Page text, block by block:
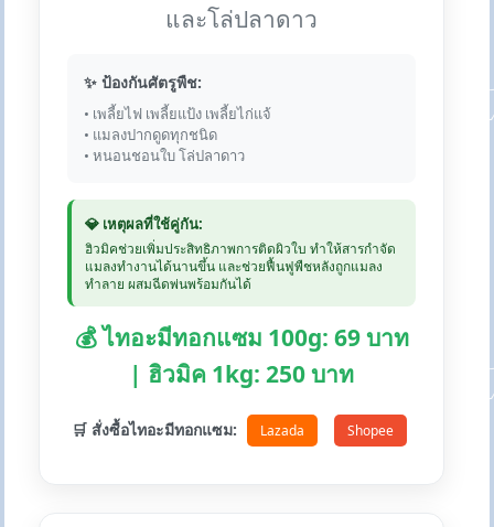
และโล่ปลาดาว
✨ ป้องกันศัตรูพืช:
• เพลี้ยไฟ เพลี้ยแป้ง เพลี้ยไก่แจ้
• แมลงปากดูดทุกชนิด
• หนอนชอนใบ โล่ปลาดาว
💎 เหตุผลที่ใช้คู่กัน:
ฮิวมิคช่วยเพิ่มประสิทธิภาพการติดผิวใบ ทำให้สารกำจัด
แมลงทำงานได้นานขึ้น และช่วยฟื้นฟูพืชหลังถูกแมลง
ทำลาย ผสมฉีดพ่นพร้อมกันได้
💰 ไทอะมีทอกแซม 100g: 69 บาท
| ฮิวมิค 1kg: 250 บาท
🛒 สั่งซื้อไทอะมีทอกแซม: Lazada Shopee